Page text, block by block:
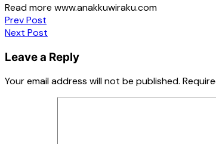
Read more www.anakkuwiraku.com
Post
navigation
Prev Post
Next Post
Leave a Reply
Your email address will not be published.